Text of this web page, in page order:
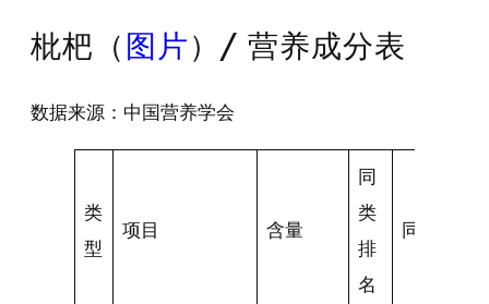
枇杷（ 图片 ）/ 营养成分表
数据来源：中国营养学会
类
型
项目 含量
同
类
排
名
同类均值